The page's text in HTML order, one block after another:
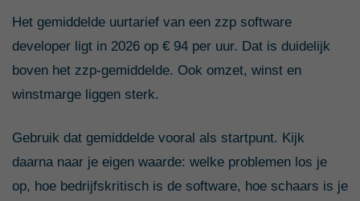
Het gemiddelde uurtarief van een zzp software
developer ligt in 2026 op € 94 per uur. Dat is duidelijk
boven het zzp-gemiddelde. Ook omzet, winst en
winstmarge liggen sterk.
Gebruik dat gemiddelde vooral als startpunt. Kijk
daarna naar je eigen waarde: welke problemen los je
op, hoe bedrijfskritisch is de software, hoe schaars is je